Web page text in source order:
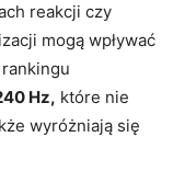
reakcji czy
mogą wpływać
Hz, które nie
wyróżniają się